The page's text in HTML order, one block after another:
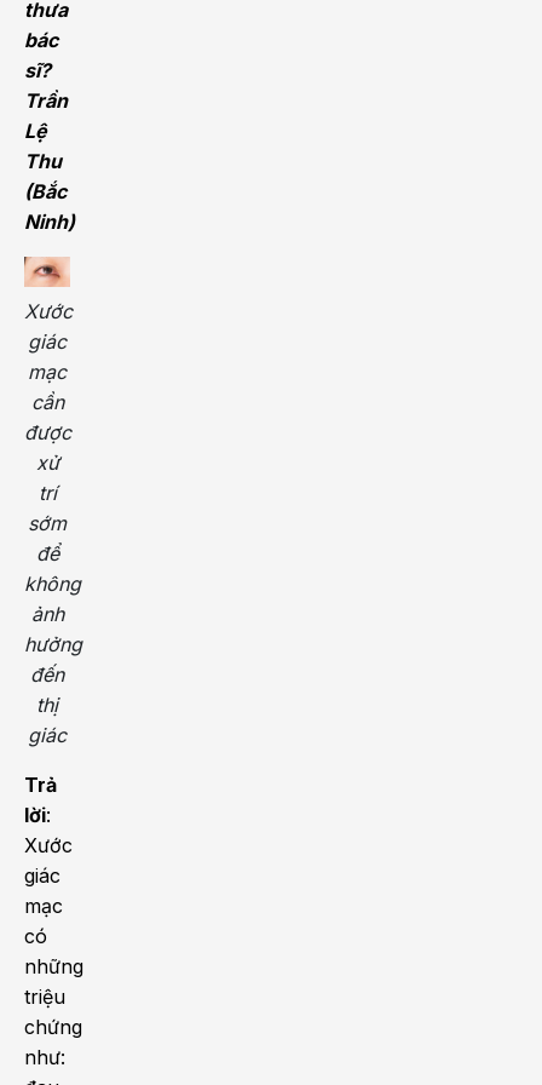
thưa
bác
sĩ?
Trần
Lệ
Thu
(Bắc
Ninh)
Xước
giác
mạc
cần
được
xử
trí
sớm
để
không
ảnh
hưởng
đến
thị
giác
Trả
lời:
Xước
giác
mạc
có
những
triệu
chứng
như: